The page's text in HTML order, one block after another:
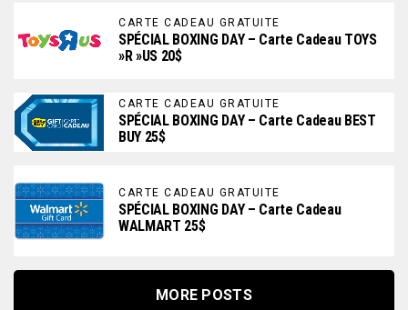
CARTE CADEAU GRATUITE
SPÉCIAL BOXING DAY – Carte Cadeau TOYS
»R »US 20$
CARTE CADEAU GRATUITE
SPÉCIAL BOXING DAY – Carte Cadeau BEST
BUY 25$
CARTE CADEAU GRATUITE
SPÉCIAL BOXING DAY – Carte Cadeau
WALMART 25$
MORE POSTS